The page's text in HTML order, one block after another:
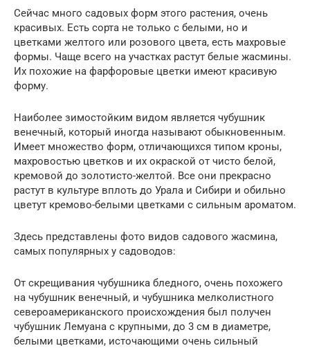
Сейчас много садовых форм этого растения, очень
красивых. Есть сорта не только с белыми, но и
цветками желтого или розового цвета, есть махровые
формы. Чаще всего на участках растут белые жасмины.
Их похожие на фарфоровые цветки имеют красивую
форму.
Наиболее зимостойким видом является чубушник
венечный, который иногда называют обыкновенным.
Имеет множество форм, отличающихся типом кроны,
махровостью цветков и их окраской от чисто белой,
кремовой до золотисто-желтой. Все они прекрасно
растут в культуре вплоть до Урала и Сибири и обильно
цветут кремово-белыми цветками с сильным ароматом.
Здесь представлены фото видов садового жасмина,
самых популярных у садоводов:
От скрещивания чубушника бледного, очень похожего
на чубушник венечный, и чубушника мелколистного
североамериканского происхождения был получен
чубушник Лемуана с крупными, до 3 см в диаметре,
белыми цветками, источающими очень сильный